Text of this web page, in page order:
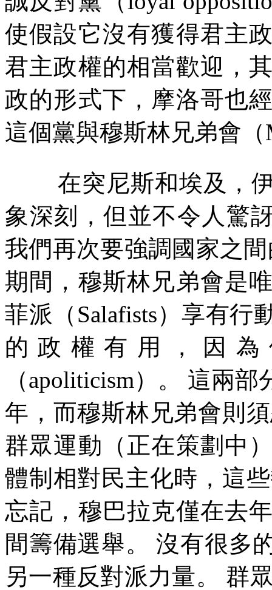
使假設它沒有獲得君主
君主政權的相當歡迎，
政的形式下，摩洛哥也
這個黨與穆斯林兄弟會（
在突尼斯和埃及，
象深刻，但並不令人驚
我們再次要強調國家之
期間，穆斯林兄弟會是
菲派（ Salafists）享有行
的政權有用，因
（apoliticism）。
這兩部
年，而穆斯林兄弟會則
群眾運動（正在策劃中
體制相對民主化時，這
忘記，穆巴拉克僅在去
間籌備選舉。
沒有很多
另一種反對派力量。
群